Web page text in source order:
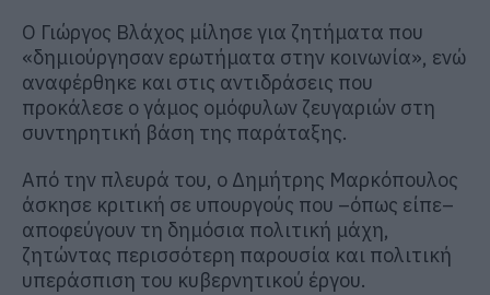
Ο Γιώργος Βλάχος μίλησε για ζητήματα που
«δημιούργησαν ερωτήματα στην κοινωνία», ενώ
αναφέρθηκε και στις αντιδράσεις που
προκάλεσε ο γάμος ομόφυλων ζευγαριών στη
συντηρητική βάση της παράταξης.
Από την πλευρά του, ο Δημήτρης Μαρκόπουλος
άσκησε κριτική σε υπουργούς που –όπως είπε–
αποφεύγουν τη δημόσια πολιτική μάχη,
ζητώντας περισσότερη παρουσία και πολιτική
υπεράσπιση του κυβερνητικού έργου.